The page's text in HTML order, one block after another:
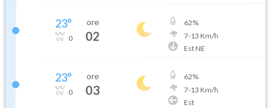
23°
0
ore
02
62%
7-13 Km/h
Est NE
23°
0
ore
03
62%
7-13 Km/h
Est